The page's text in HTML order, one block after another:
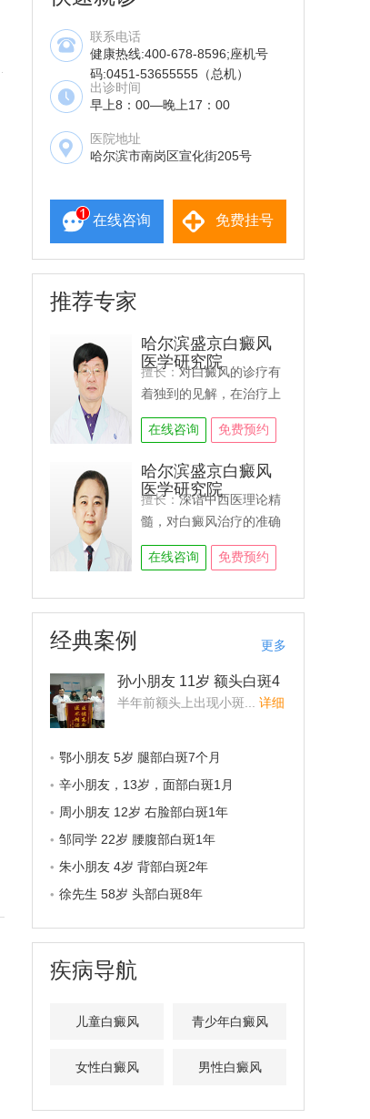
联系电话
健康热线:400-678-8596;座机号
码:0451-53655555（总机）
出诊时间
早上8：00—晚上17：00
医院地址
哈尔滨市南岗区宣化街205号
在线咨询 免费挂号
推荐专家
哈尔滨盛京白癜风
医学研究院
擅长：对白癜风的诊疗有
着独到的见解，在治疗上
利用“中西医结合祛白体
系”能够精准的把握白癜风
状，特别是对原因不明、
大面积白癜风、易复发白
癜风等疑难顽固型白癜风
有独特的治疗方法。在临
床诊疗中首次提出“分型、
导临床禁用急功近利的外
在线咨询 免费预约
哈尔滨盛京白癜风
医学研究院
擅长：深谙中西医理论精
髓，对白癜风治疗的准确
定性、辩证用药的独特见
解，准确的把握白癜风的
在线咨询 免费预约
经典案例 更多
孙小朋友 11岁 额头白斑4
个月
半年前额头上出现小斑... 详细
鄂小朋友 5岁 腿部白斑7个月
辛小朋友，13岁，面部白斑1月
周小朋友 12岁 右脸部白斑1年
邹同学 22岁 腰腹部白斑1年
朱小朋友 4岁 背部白斑2年
徐先生 58岁 头部白斑8年
疾病导航
儿童白癜风 青少年白癜风
女性白癜风 男性白癜风